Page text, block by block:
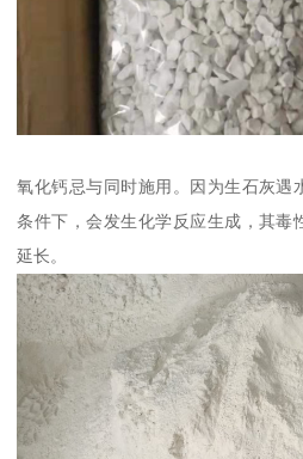
氧化钙忌与同时施用。因为生石灰遇
条件下，会发生化学反应生成，其毒
延长。